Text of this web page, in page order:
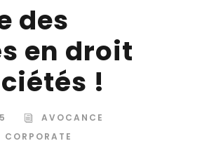
des
en droit
!
AVOCANCE
CORPORATE